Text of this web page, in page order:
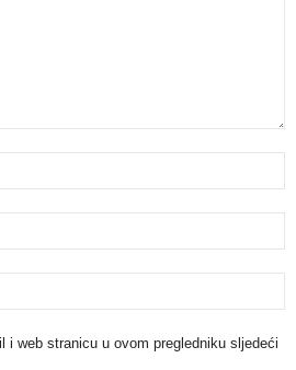
i web stranicu u ovom pregledniku sljedeći